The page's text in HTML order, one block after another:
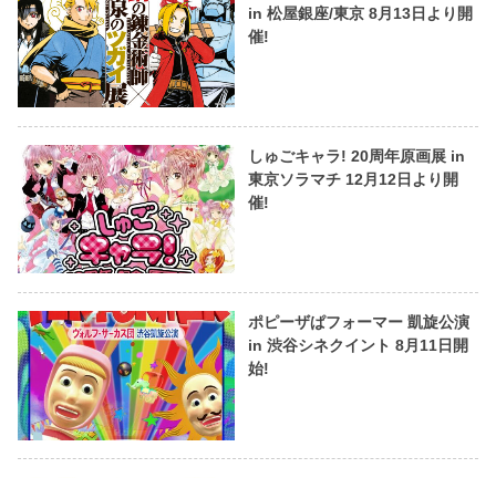
in 松屋銀座/東京 8月13日より開
催!
しゅごキャラ! 20周年原画展 in
東京ソラマチ 12月12日より開
催!
ポピーザぱフォーマー 凱旋公演
in 渋谷シネクイント 8月11日開
始!